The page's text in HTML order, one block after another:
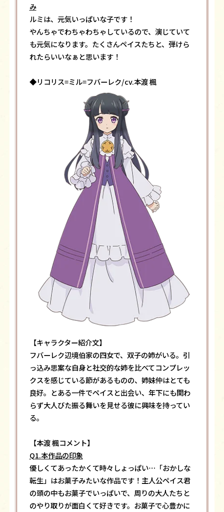
み
ルミは、元気いっぱいな子です！
やんちゃでわちゃわちゃしているので、演じていて
も元気になります。たくさんペイスたちと、弾けら
れたらいいなぁと思います！
◆リコリス=ミル=フバーレク/cv.本渡 楓
【キャラクター紹介文】
フバーレク辺境伯家の四女で、双子の姉がいる。引
っ込み思案な自身と社交的な姉を比べてコンプレッ
クスを感じている節があるものの、姉妹仲はとても
良好。とある一件でペイスと出会い、年下にも関わ
らず大人びた振る舞いを見せる彼に興味を持ってい
る。
【本渡 楓コメント】
Q1.本作品の印象
優しくてあったかくて時々しょっぱい…「おかしな
転生」はお菓子みたいな作品です！主人公ペイス君
の頭の中もお菓子でいっぱいで、周りの大人たちと
のやり取りが面白くて好きです。お菓子で心豊かに